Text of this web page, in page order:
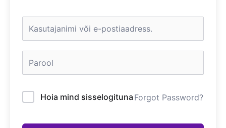
Hoia mind sisselogituna Forgot Password?